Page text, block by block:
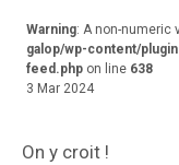
Warning: A non-numeric
galop/wp-content/
feed.php on line 638
3 Mar 2024
On y croit !